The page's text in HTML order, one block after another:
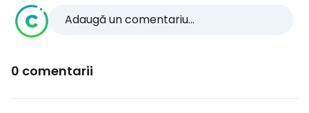
Adaugă un comentariu...
0 comentarii